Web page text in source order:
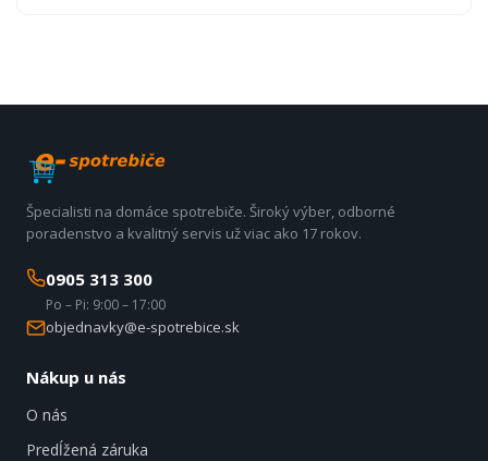
Špecialisti na domáce spotrebiče. Široký výber, odborné
poradenstvo a kvalitný servis už viac ako 17 rokov.
0905 313 300
Po – Pi: 9:00 – 17:00
objednavky@e-spotrebice.sk
Nákup u nás
O nás
Predĺžená záruka